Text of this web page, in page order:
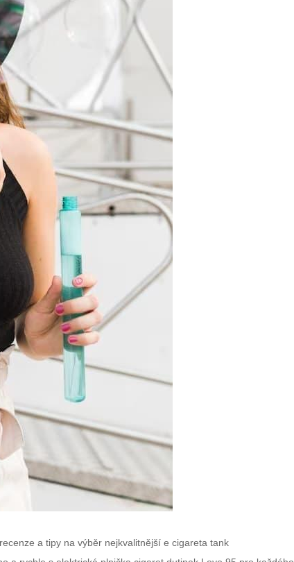
a tipy na výběr nejkvalitnější e cigareta tank